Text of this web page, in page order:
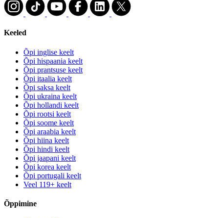
Keeled
Õpi inglise keelt
Õpi hispaania keelt
Õpi prantsuse keelt
Õpi itaalia keelt
Õpi saksa keelt
Õpi ukraina keelt
Õpi hollandi keelt
Õpi rootsi keelt
Õpi soome keelt
Õpi araabia keelt
Õpi hiina keelt
Õpi hindi keelt
Õpi jaapani keelt
Õpi korea keelt
Õpi portugali keelt
Veel 119+ keelt
Õppimine